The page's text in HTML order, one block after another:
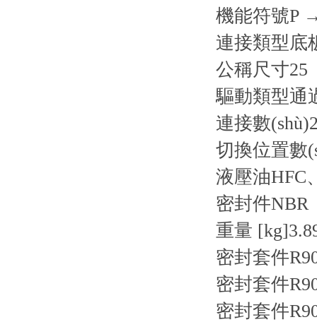
機能符號P
連接類型底
公稱尺寸25
驅動類型通
連接數(shù)
切換位置數
液壓油HFC
密封件NBR
重量 [kg]
密封套件
密封套件
密封套件